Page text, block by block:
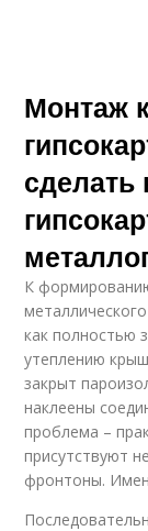
Монтаж
сделать
К
как полностью
утеплению
закрыт
наклеены
проблема –
присутствуют
фронтоны.